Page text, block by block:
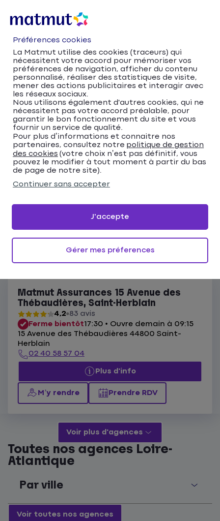
Accueil
Trouver votre agence Matmut
Pays de la Loire
Loire-Atlantique
Saint-Herblain
Trouver votre agence
Matmut
Veuillez renseigner une adresse
Me localiser
Les agences Matmut Saint-Herblain
Matmut Assurances 15 Avenue des
Thébaudières, Saint-Herblain
4,2 83 avis
Ferme bientôt17:30 • Ouvre demain à 09:15
15 Avenue des Thébaudières 44800 Saint-
Herblain
02 40 58 57 04
Plus d'info
M’y rendre Prendre RDV
Voir plus d'agences
Toutes nos agences Loire-
Atlantique
Par ville
Voir toutes nos agences
Préférences cookies
La Matmut utilise des cookies (traceurs) qui
nécessitent votre accord pour mémoriser vos
préférences de navigation, afficher du contenu
personnalisé, réaliser des statistiques de visite,
mener des actions publicitaires et interagir avec
les réseaux sociaux.
Nous utilisons également d'autres cookies, qui ne
nécessitent pas votre accord préalable, pour
garantir le bon fonctionnement du site et vous
fournir un service de qualité.
Pour plus d’informations et connaitre nos
partenaires, consultez notre politique de gestion
des cookies (votre choix n’est pas définitif, vous
pouvez le modifier à tout moment à partir du bas
de page de notre site).
Continuer sans accepter
Gérer mes préferences
J'accepte